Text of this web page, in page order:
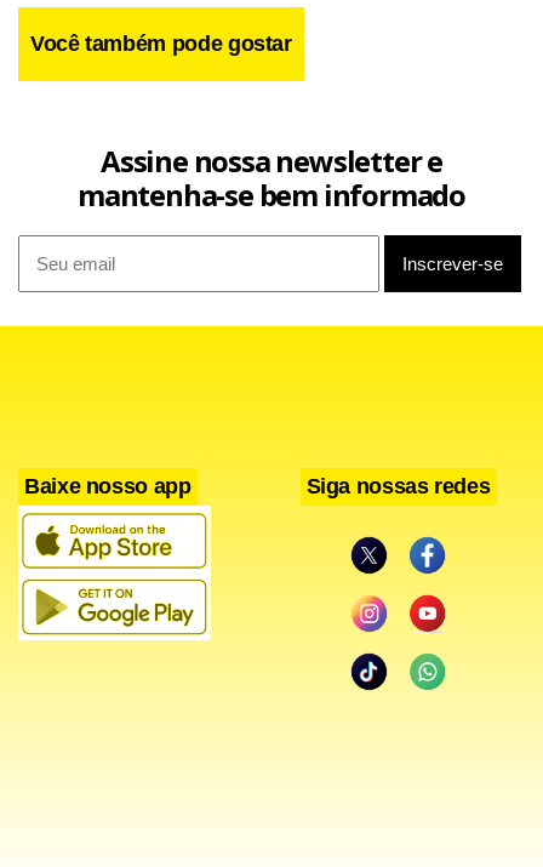
Você também pode gostar
Assine nossa newsletter e
mantenha-se bem informado
Baixe nosso app Siga nossas redes